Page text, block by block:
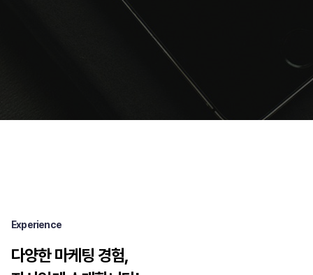
Experience
다양한 마케팅 경험,